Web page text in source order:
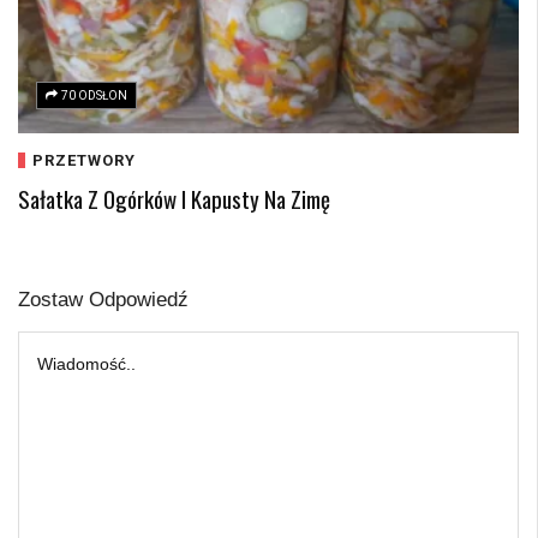
70 ODSŁON
PRZETWORY
Sałatka Z Ogórków I Kapusty Na Zimę
Zostaw Odpowiedź